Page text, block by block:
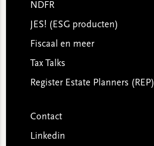
NDFR
JES! (ESG producten)
Fiscaal en meer
Tax Talks
Register Estate Planners (REP)
Contact
Linkedin